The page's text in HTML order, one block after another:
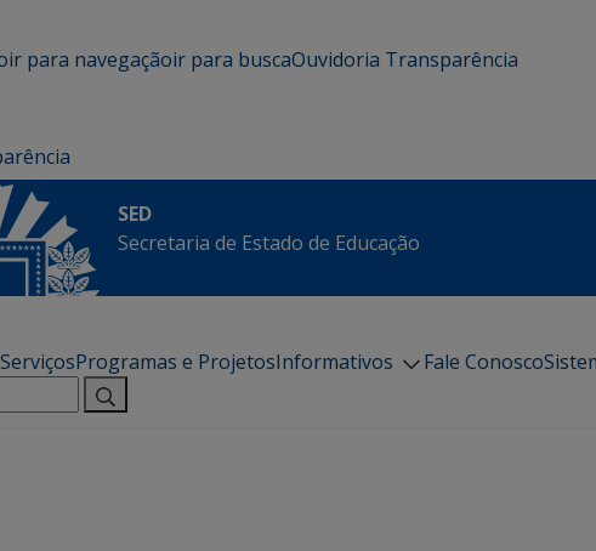
ir para navegaçãoir para buscaOuvidoria Transparência
SED
Secretaria de Estado de Educação
ServiçosProgramas e ProjetosInformativos Fale Conosco